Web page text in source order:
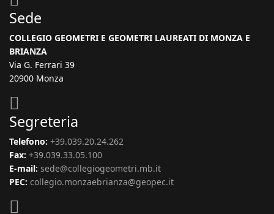
Sede
COLLEGIO GEOMETRI E GEOMETRI LAUREATI DI MONZA E
BRIANZA
Via G. Ferrari 39
20900 Monza
Segreteria
Telefono: +39.039.20.24.262
Fax: +39.039.33.05.100
E-mail: sede@collegiogeometri.mb.it
PEC: collegio.monzaebrianza@geopec.it